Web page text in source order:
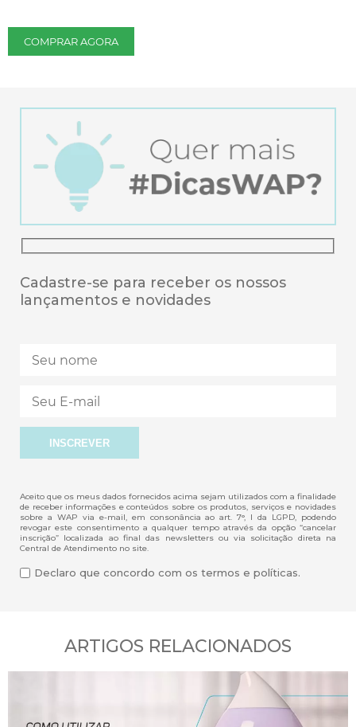
COMPRAR AGORA
Cadastre-se para receber os nossos
lançamentos e novidades
Aceito que os meus dados fornecidos acima sejam utilizados com a finalidade
de receber informações e conteúdos sobre os produtos, serviços e novidades
sobre a WAP via e-mail, em consonância ao art. 7°, I da LGPD, podendo
revogar este consentimento a qualquer tempo através da opção “cancelar
inscrição” localizada ao final das newsletters ou via solicitação direta na
Central de Atendimento no site.
Declaro que concordo com os termos e políticas.
ARTIGOS RELACIONADOS